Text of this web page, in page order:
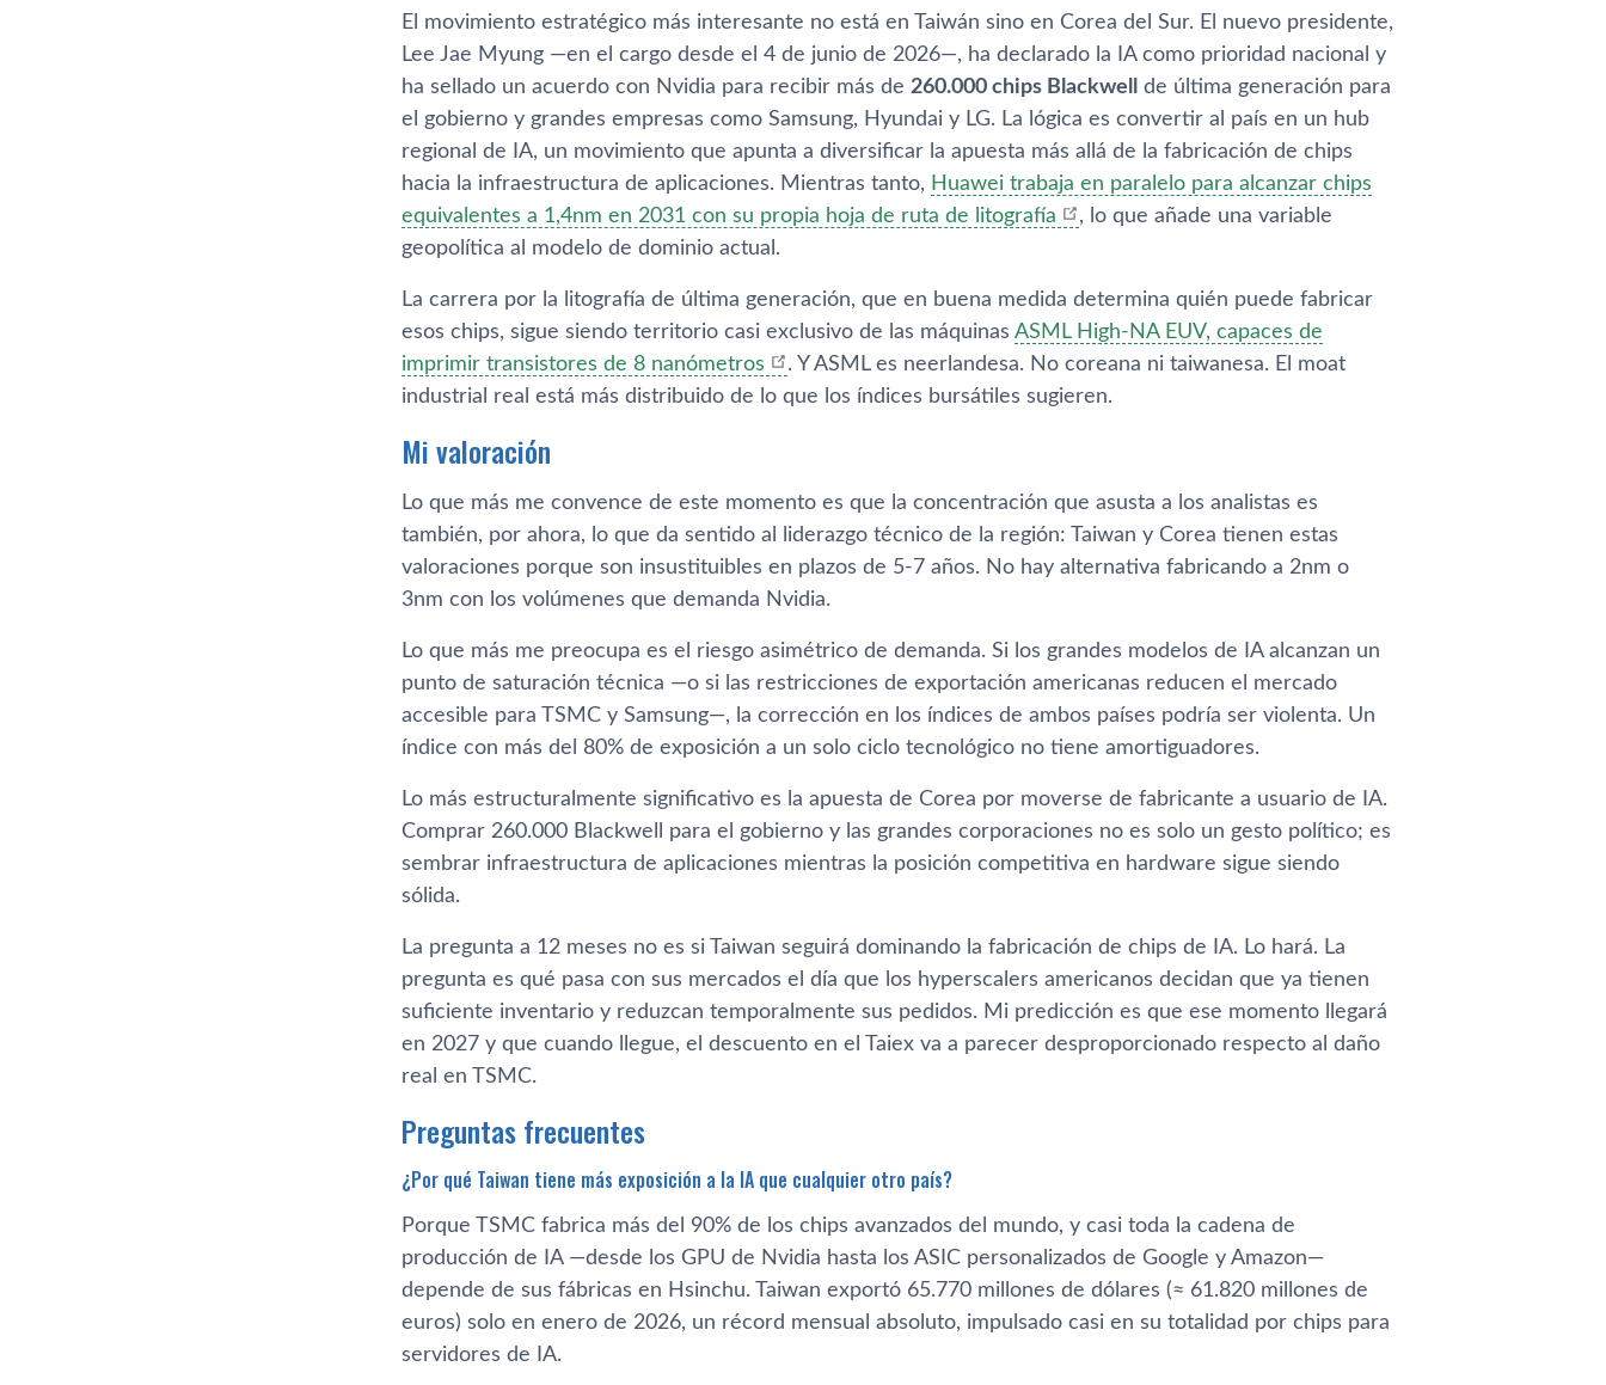
El movimiento estratégico más interesante no está en Taiwán sino en Corea del Sur. El nuevo presidente,
Lee Jae Myung —en el cargo desde el 4 de junio de 2026—, ha declarado la IA como prioridad nacional y
ha sellado un acuerdo con Nvidia para recibir más de
260.000 chips Blackwell
de última generación para
el gobierno y grandes empresas como Samsung, Hyundai y LG. La lógica es convertir al país en un hub
regional de IA, un movimiento que apunta a diversificar la apuesta más allá de la fabricación de chips
hacia la infraestructura de aplicaciones. Mientras tanto, Huawei trabaja en paralelo para alcanzar chips
equivalentes a 1,4nm en 2031 con su propia hoja de ruta de litografía
La carrera por la litografía de última generación, que en buena medida determina quién puede fabricar
esos chips, sigue siendo territorio casi exclusivo de las máquinas ASML High-NA EUV, capaces de
imprimir transistores de 8 nanómetros
. Y ASML es neerlandesa. No coreana ni taiwanesa. El moat
Mi valoración
Lo que más me convence de este momento es que la concentración que asusta a los analistas es
también, por ahora, lo que da sentido al liderazgo técnico de la región: Taiwan y Corea tienen estas
valoraciones porque son insustituibles en plazos de 5-7 años. No hay alternativa fabricando a 2nm o
Lo que más me preocupa es el riesgo asimétrico de demanda. Si los grandes modelos de IA alcanzan un
punto de saturación técnica —o si las restricciones de exportación americanas reducen el mercado
accesible para TSMC y Samsung—, la corrección en los índices de ambos países podría ser violenta. Un
Lo más estructuralmente significativo es la apuesta de Corea por moverse de fabricante a usuario de IA.
Comprar 260.000 Blackwell para el gobierno y las grandes corporaciones no es solo un gesto político; es
sembrar infraestructura de aplicaciones mientras la posición competitiva en hardware sigue siendo
La pregunta a 12 meses no es si Taiwan seguirá dominando la fabricación de chips de IA. Lo hará. La
pregunta es qué pasa con sus mercados el día que los hyperscalers americanos decidan que ya tienen
suficiente inventario y reduzcan temporalmente sus pedidos. Mi predicción es que ese momento llegará
en 2027 y que cuando llegue, el descuento en el Taiex va a parecer desproporcionado respecto al daño
Preguntas frecuentes
¿Por qué Taiwan tiene más exposición a la IA que cualquier otro país?
Porque TSMC fabrica más del 90% de los chips avanzados del mundo, y casi toda la cadena de
producción de IA —desde los GPU de Nvidia hasta los ASIC personalizados de Google y Amazon—
depende de sus fábricas en Hsinchu. Taiwan exportó 65.770 millones de dólares (≈ 61.820 millones de
euros) solo en enero de 2026, un récord mensual absoluto, impulsado casi en su totalidad por chips para